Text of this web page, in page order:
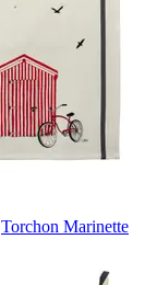
Torchon Marinette